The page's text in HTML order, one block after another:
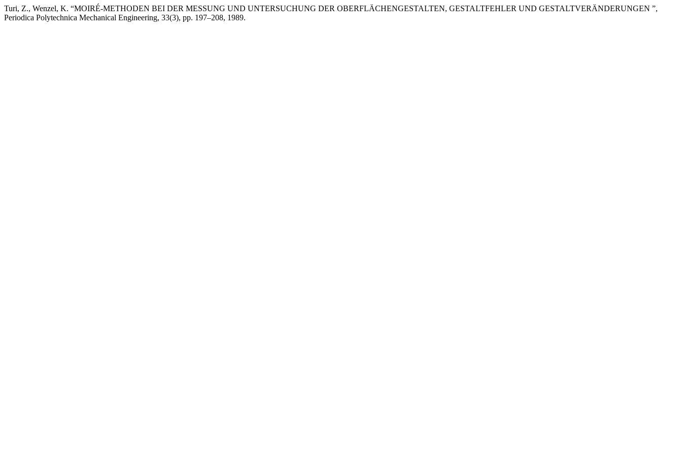
Turi, Z., Wenzel, K. “MOIRÉ-METHODEN BEI DER MESSUNG UND UNTERSUCHUNG DER OBERFLÄCHENGESTALTEN, GESTALTFEHLER UND GESTALTVERÄNDERUNGEN ”,
Periodica Polytechnica Mechanical Engineering, 33(3), pp. 197–208, 1989.